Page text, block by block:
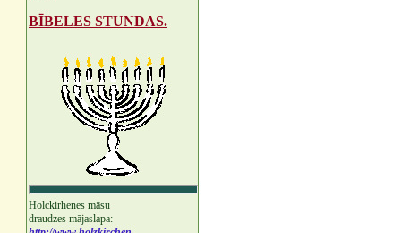
BĪBELES STUNDAS.
Holckirhenes māsu
draudzes mājaslapa: